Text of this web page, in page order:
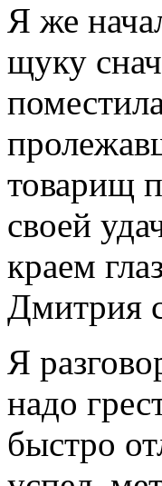
Я же
щуку
товарищ
своей
краем
Дмитрия
Я
надо
быстро